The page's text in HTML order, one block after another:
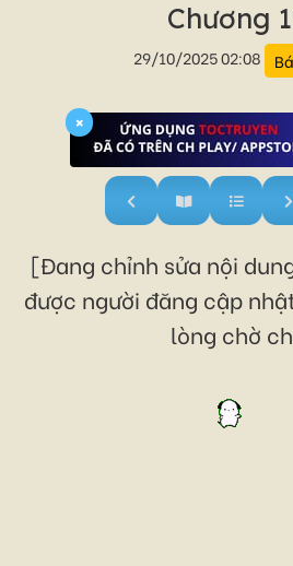
Chương
29/10/2025 02:08
×
[Đang chỉnh sửa nội
được người đăng cập
lòng chờ